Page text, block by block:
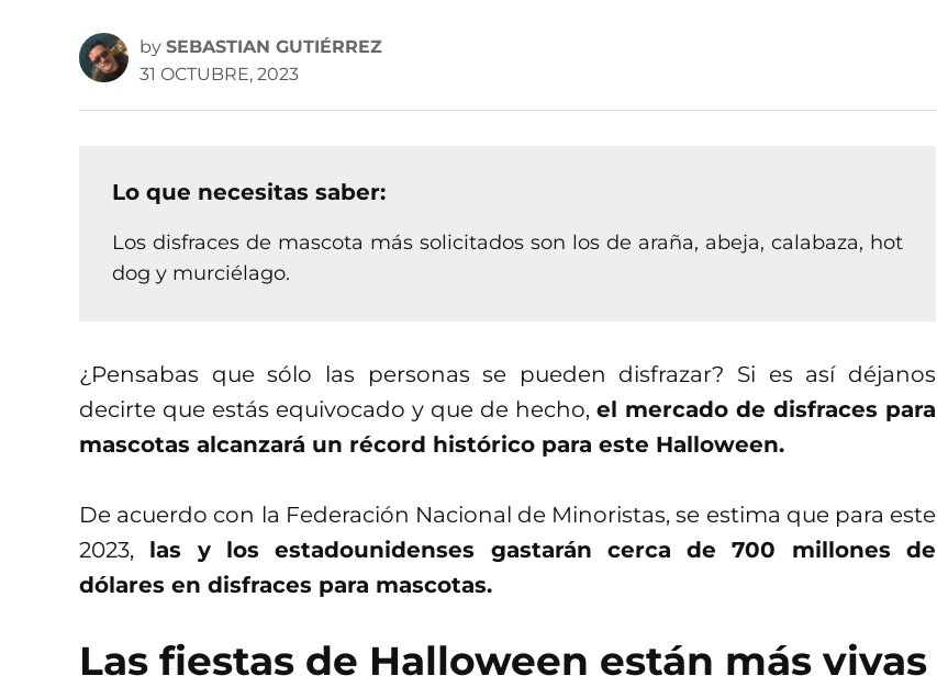
by SEBASTIAN GUTIÉRREZ
31 OCTUBRE, 2023
Lo que necesitas saber:
Los disfraces de mascota más solicitados son los de araña, abeja, calabaza, hot
dog y murciélago.
¿Pensabas que sólo las personas se pueden disfrazar? Si es así déjanos
decirte que estás equivocado y que de hecho, el mercado de disfraces para
mascotas alcanzará un récord histórico para este Halloween.
De acuerdo con la Federación Nacional de Minoristas, se estima que para este
2023, las y los estadounidenses gastarán cerca de 700 millones de
dólares en disfraces para mascotas.
Las fiestas de Halloween están más vivas